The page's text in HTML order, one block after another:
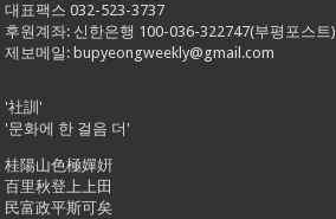
대표팩스 032-523-3737
후원계좌: 신한은행 100-036-322747(부평포스트)
제보메일: bupyeongweekly@gmail.com
'社訓'
'문화에 한 걸음 더'
桂陽山色極嬋姸
百里秋登上上田
民富政平斯可矣